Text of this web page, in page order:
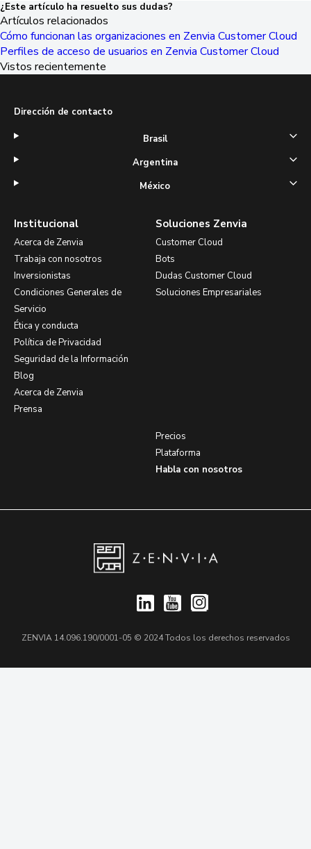
¿Este artículo ha resuelto sus dudas?
Artículos relacionados
Cómo funcionan las organizaciones en Zenvia Customer Cloud
Perfiles de acceso de usuarios en Zenvia Customer Cloud
Vistos recientemente
Institucional
Acerca de Zenvia
Trabaja con nosotros
Inversionistas
Condiciones Generales de
Servicio
Ética y conducta
Política de Privacidad
Seguridad de la Información
Blog
Acerca de Zenvia
Prensa
Soluciones Zenvia
Customer Cloud
Bots
Dudas Customer Cloud
Soluciones Empresariales
Precios
Plataforma
Habla con nosotros
Dirección de contacto
Brasil
Argentina
México
ZENVIA 14.096.190/0001-05 © 2024 Todos los derechos reservados